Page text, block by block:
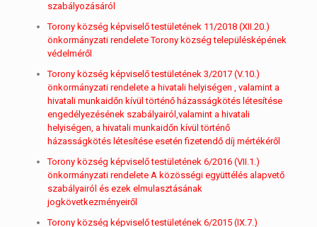
szabályozásáról
Torony község képviselő testületének 11/2018 (XII.20.)
önkormányzati rendelete Torony község településképének
védelméről
Torony község képviselő testületének 3/2017 (V.10.)
önkormányzati rendelete a hivatali helyiségen , valamint a
hivatali munkaidőn kívül történő házasságkötés létesítése
engedélyezésének szabályairól,valamint a hivatali
helyiségen, a hivatali munkaidőn kívül történő
házasságkötés létesítése esetén fizetendő díj mértékéről
Torony község képviselő testületének 6/2016 (VII.1.)
önkormányzati rendelete A közösségi együttélés alapvető
szabályairól és ezek elmulasztásának
jogkövetkezményeiről
Torony község képviselő testületének 6/2015 (IX.7.)